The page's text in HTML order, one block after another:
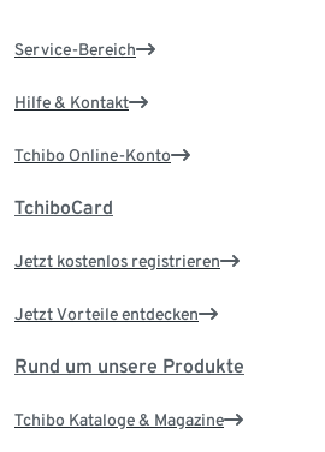
Service-Bereich
Hilfe & Kontakt
Tchibo Online-Konto
TchiboCard
Jetzt kostenlos registrieren
Jetzt Vorteile entdecken
Rund um unsere Produkte
Tchibo Kataloge & Magazine